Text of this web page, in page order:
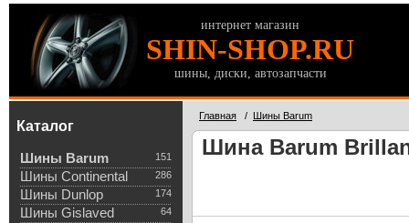
интернет магазин
SHIN-SHOP.RU
шины, диски, автозапчасти
Каталог
151
Шины Barum
286
Шины Continental
174
Шины Dunlop
64
Шины Gislaved
Главная / Шины Barum
Шина Barum